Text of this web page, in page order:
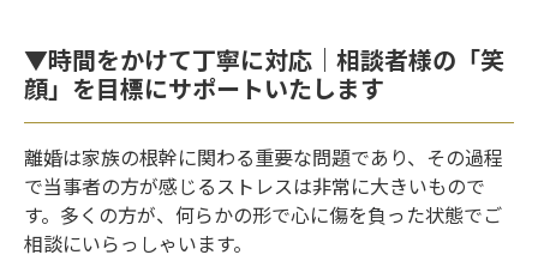
▼時間をかけて丁寧に対応｜相談者様の「笑
顔」を目標にサポートいたします
離婚は家族の根幹に関わる重要な問題であり、その過程
で当事者の方が感じるストレスは非常に大きいもので
す。多くの方が、何らかの形で心に傷を負った状態でご
相談にいらっしゃいます。